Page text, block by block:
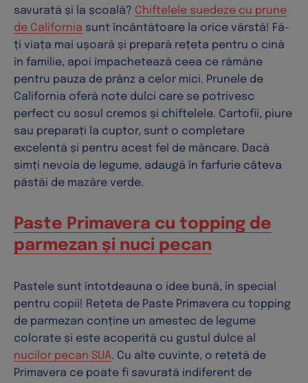
savurată și la școală? Chiftelele suedeze cu prune
de California sunt încântătoare la orice vârstă! Fă-
ți viața mai ușoară și prepară rețeta pentru o cină
în familie, apoi împachetează ceea ce rămâne
pentru pauza de prânz a celor mici. Prunele de
California oferă note dulci care se potrivesc
perfect cu sosul cremos și chiftelele. Cartofii, piure
sau preparați la cuptor, sunt o completare
excelentă și pentru acest fel de mâncare. Dacă
simți nevoia de legume, adaugă în farfurie câteva
păstăi de mazăre verde.
Paste Primavera cu topping de
parmezan și nuci pecan
Pastele sunt întotdeauna o idee bună, în special
pentru copii! Rețeta de Paste Primavera cu topping
de parmezan conține un amestec de legume
colorate și este acoperită cu gustul dulce al
nucilor pecan SUA. Cu alte cuvinte, o rețetă de
Primavera ce poate fi savurată indiferent de